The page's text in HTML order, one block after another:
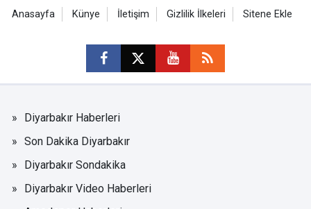
Anasayfa Künye İletişim Gizlilik İlkeleri Sitene Ekle
Diyarbakır Haberleri
Son Dakika Diyarbakır
Diyarbakır Sondakika
Diyarbakır Video Haberleri